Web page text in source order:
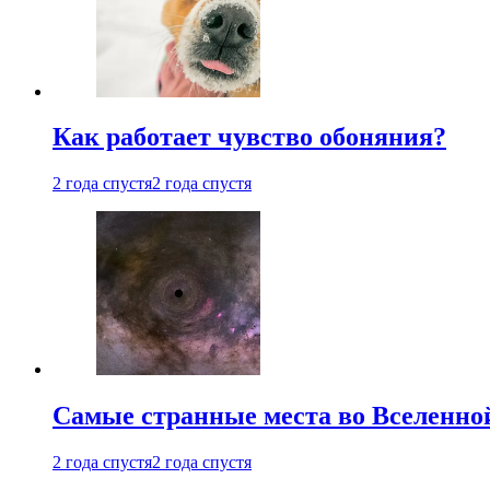
Как работает чувство обоняния?
2 года спустя2 года спустя
Самые странные места во
2 года спустя2 года спустя